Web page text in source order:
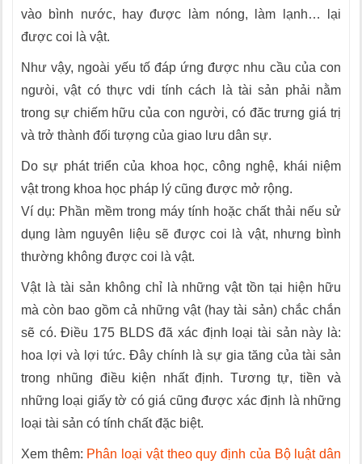
vào bình nước, hay được làm nóng, làm lạnh… lại
được coi là vật.
Như vậy, ngoài yếu tố đáp ứng được nhu cầu của con
ngưòi, vật có thực vdi tính cách là tài sản phải nằm
trong sự chiếm hữu của con người, có đăc trưng giá trị
và trở thành đối tượng của giao lưu dân sự.
Do sự phát triển của khoa học, công nghệ, khái niệm
vật trong khoa học pháp lý cũng được mở rộng.
Ví dụ: Phần mềm trong máy tính hoặc chất thải nếu sử
dụng làm nguyên liệu sẽ được coi là vật, nhưng bình
thường không được coi là vật.
Vật là tài sản không chỉ là những vật tồn tại hiện hữu
mà còn bao gồm cả những vật (hay tài sản) chắc chắn
sẽ có. Điều 175 BLDS đã xác định loại tài sản này là:
hoa lợi và lợi tức. Đây chính là sự gia tăng của tài sản
trong nhũng điều kiện nhất định. Tương tự, tiền và
những loại giấy tờ có giá cũng được xác định là những
loại tài sản có tính chất đặc biệt.
Xem thêm: Phân loại vật theo quy định của Bộ luật dân